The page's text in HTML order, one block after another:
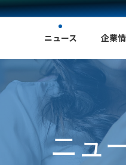
ニュース 企業
ニュ